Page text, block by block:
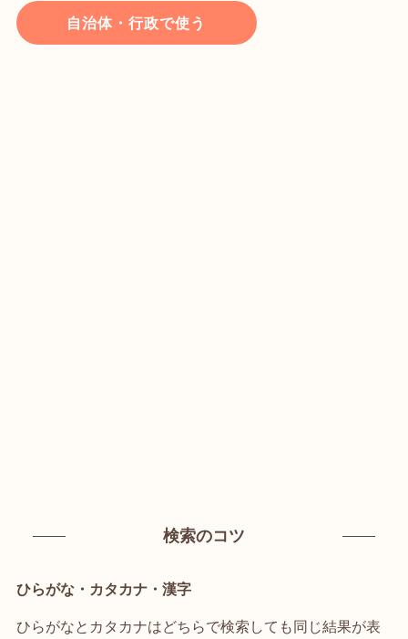
自治体・行政で使う
検索のコツ
ひらがな・カタカナ・漢字
ひらがなとカタカナはどちらで検索しても同じ結果が表